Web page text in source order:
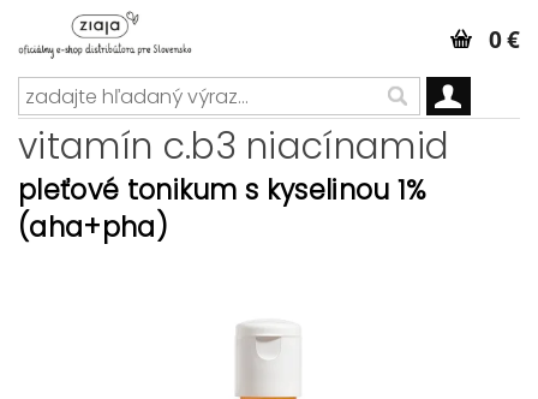
0 €
vitamín c.b3 niacínamid
pleťové tonikum s kyselinou 1%
(aha+pha)